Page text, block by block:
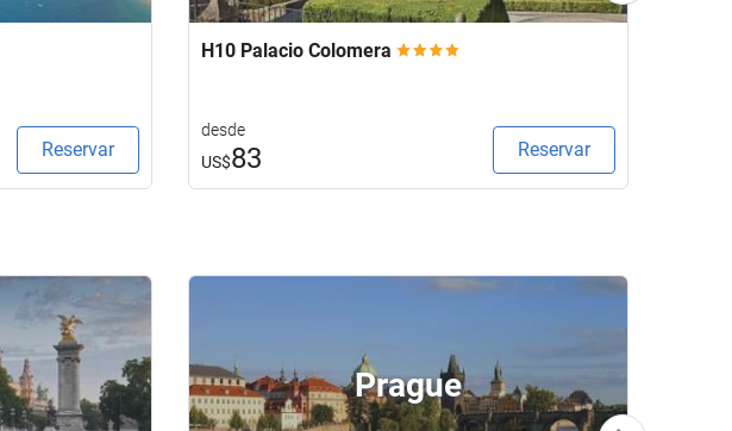
Reservar
H10 Palacio Colomera
desde
US$83 Reservar
Prague